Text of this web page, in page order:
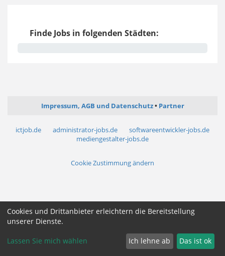
Finde Jobs in folgenden Städten:
Impressum, AGB und Datenschutz Partner
ictjob.de administrator-jobs.de
softwareentwickler-jobs.de
mediengestalter-jobs.de
Cookie Zustimmung ändern
Cookies und Drittanbieter erleichtern die Bereitstellung
unserer Dienste.
Lassen Sie mich wählen Ich lehne ab Das ist ok